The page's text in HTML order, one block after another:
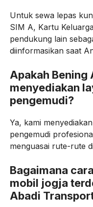
Untuk sewa lepas
SIM A, Kartu
pendukung lain
diinformasikan saat
Apakah Bening
menyediakan
pengemudi?
Ya, kami
pengemudi
menguasai rute-rute
Bagaimana
mobil jogja
Abadi